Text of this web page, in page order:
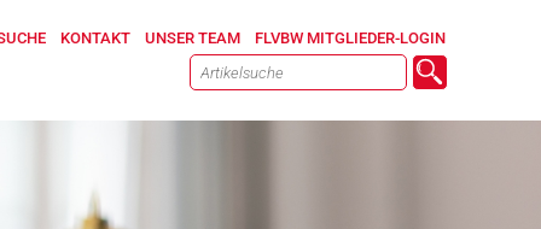
KONTAKT UNSER TEAM FLVBW MITGLIEDER-LOGIN